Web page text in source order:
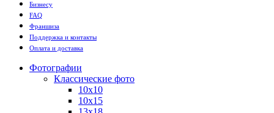
Бизнесу
FAQ
Франшиза
Поддержка и контакты
Оплата и доставка
Фотографии
Классические фото
10х10
10х15